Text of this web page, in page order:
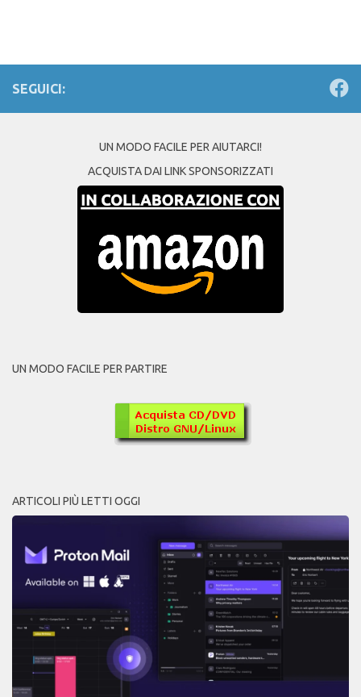
SEGUICI:
UN MODO FACILE PER AIUTARCI!
ACQUISTA DAI LINK SPONSORIZZATI
UN MODO FACILE PER PARTIRE
ARTICOLI PIÙ LETTI OGGI